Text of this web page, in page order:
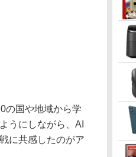
の国や地域から学
うにしながら、AI
に共感したのがア